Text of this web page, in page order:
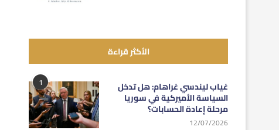
الأكثر قراءة
1 غياب ليندسي غراهام: هل تدخل
السياسة الأميركية في سوريا
مرحلة إعادة الحسابات؟
12/07/2026